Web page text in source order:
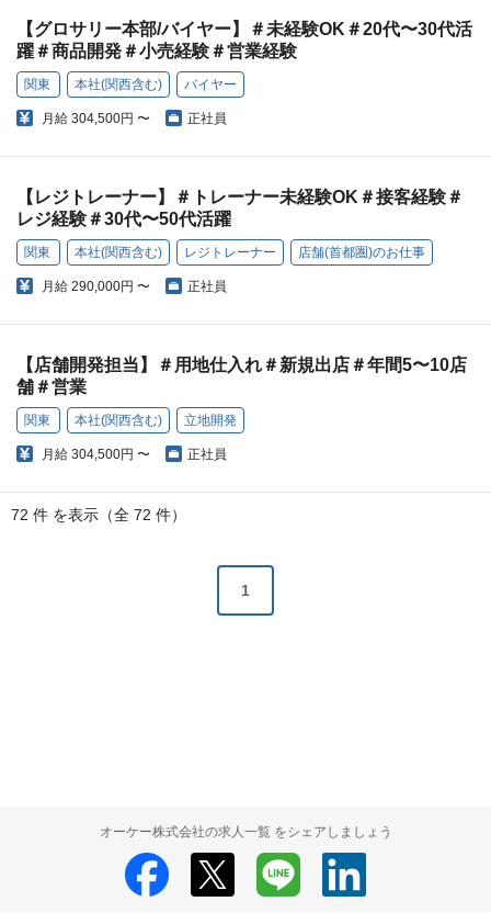
【グロサリー本部/バイヤー】＃未経験OK＃20代〜30代活
躍＃商品開発＃小売経験＃営業経験
関東 本社(関西含む) バイヤー
月給 304,500円 〜 正社員
【レジトレーナー】＃トレーナー未経験OK＃接客経験＃
レジ経験＃30代〜50代活躍
関東 本社(関西含む) レジトレーナー 店舗(首都圏)のお仕事
月給 290,000円 〜 正社員
【店舗開発担当】＃用地仕入れ＃新規出店＃年間5〜10店
舗＃営業
関東 本社(関西含む) 立地開発
月給 304,500円 〜 正社員
72 件 を表示（全 72 件）
1
オーケー株式会社の求人一覧 をシェアしましょう